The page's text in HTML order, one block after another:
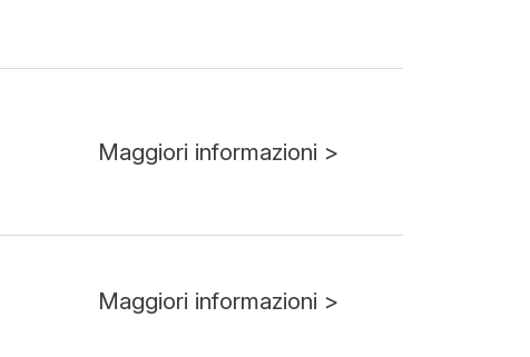
Maggiori informazioni >
Maggiori informazioni >